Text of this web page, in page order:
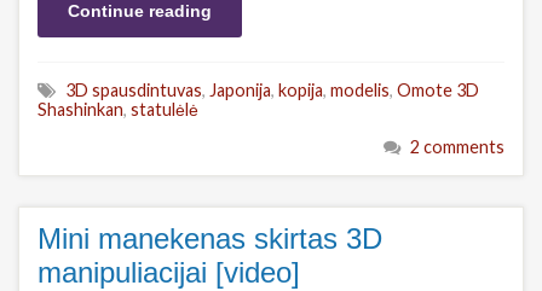
Continue reading
3D spausdintuvas, Japonija, kopija, modelis, Omote 3D
Shashinkan, statulėlė
2 comments
Mini manekenas skirtas 3D
manipuliacijai [video]